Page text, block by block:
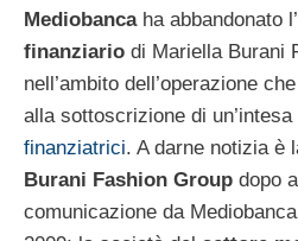
Mediobancaha abbandonato
finanziario di Mariella Burani
nell’ambito dell’operazione
alla sottoscrizione di un’intesa
finanziatrici. A darne notizia è
Burani Fashion Group dopo
comunicazione da